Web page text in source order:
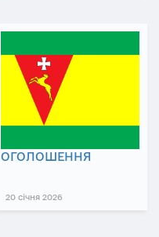
ОГОЛОШЕННЯ
20 січня 2026